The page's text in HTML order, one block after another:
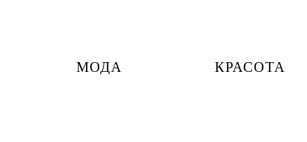
МОДА КРАСОТА